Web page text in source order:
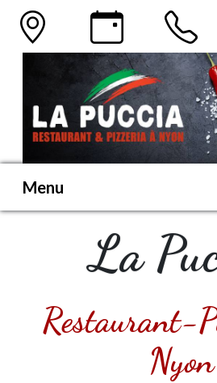
Menu
La
Restaurant-
Nyon